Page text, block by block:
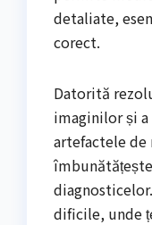
detaliate,
corect.
Datorită
imaginilor și
artefactele
dificile, unde